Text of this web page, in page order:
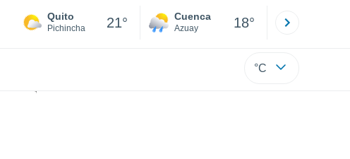
Quito
Pichincha 21° Cuenca
Azuay 18°
°C